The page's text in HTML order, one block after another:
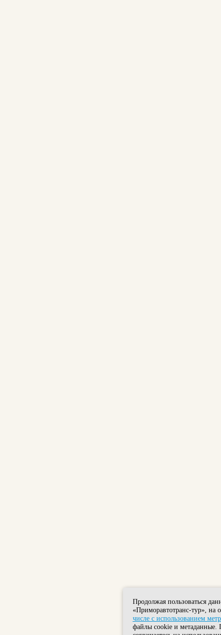
Продолжая пользоваться
«Приморавтотранс-тур», на
числе с использованием
файлы cookie и метаданные.